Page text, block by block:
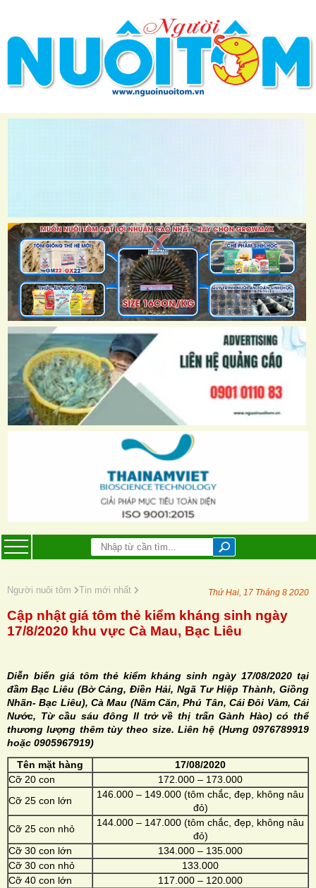
Người nuôi tôm Tin mới nhất Thứ Hai, 17 Tháng 8 2020
Cập nhật giá tôm thẻ kiểm kháng sinh ngày
17/8/2020 khu vực Cà Mau, Bạc Liêu
Diễn biến giá tôm thẻ kiểm kháng sinh ngày 17/08/2020 tại
đầm Bạc Liêu (Bờ Cảng, Điền Hải, Ngã Tư Hiệp Thành, Giồng
Nhãn- Bạc Liêu), Cà Mau (Năm Căn, Phú Tân, Cái Đôi Vàm, Cái
Nước, Từ cầu sáu đông II trở về thị trấn Gành Hào) có thể
thương lượng thêm tùy theo size. Liên hệ (Hưng 0976789919
hoặc 0905967919)
Tên mặt hàng
17/08/2020
Cỡ 20 con
172.000 – 173.000
Cỡ 25 con lớn
146.000 – 149.000 (tôm chắc, đẹp, không nâu
đỏ)
Cỡ 25 con nhỏ
144.000 – 147.000 (tôm chắc, đẹp, không nâu
đỏ)
Cỡ 30 con lớn
134.000 – 135.000
Cỡ 30 con nhỏ
133.000
Cỡ 40 con lớn
117.000 – 120.000